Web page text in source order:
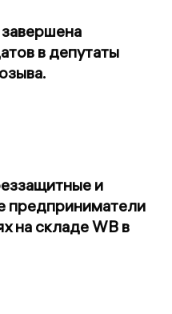
в депутаты
и
предприниматели
на складе WB в